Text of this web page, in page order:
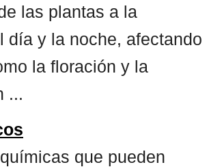
las plantas a la
día y la noche, afectando
la floración y la
...
que pueden